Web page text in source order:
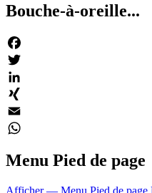
Bouche-à-oreille...
Facebook
Twitter
LinkedIn
XING
Email
Menu Pied de page